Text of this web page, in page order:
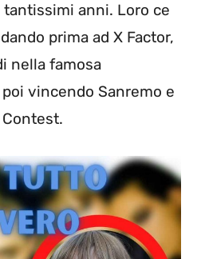
tantissimi anni. Loro ce
prima ad X Factor,
nella famosa
vincendo Sanremo e
Contest.